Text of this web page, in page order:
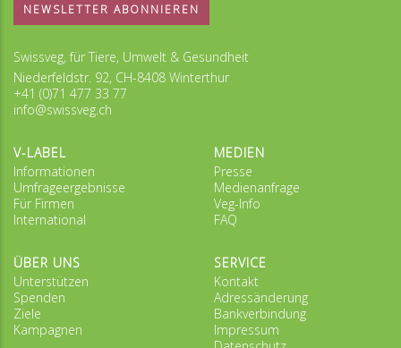
NEWSLETTER ABONNIEREN
Swissveg, für Tiere, Umwelt & Gesundheit
Niederfeldstr. 92, CH-8408 Winterthur
+41 (0)71 477 33 77
info@swissveg.ch
V-LABEL
Informationen
Umfrageergebnisse
Für Firmen
International
MEDIEN
Presse
Medienanfrage
Veg-Info
FAQ
ÜBER UNS
Unterstützen
Spenden
Ziele
Kampagnen
SERVICE
Kontakt
Adressänderung
Bankverbindung
Impressum